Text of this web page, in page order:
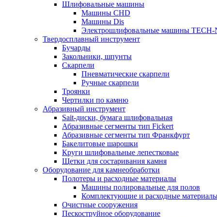
Шлифовальные машины
Машины CHD
Машины Dis
Электрошлифовальные машины TECH-
Твердосплавный инструмент
Бучарды
Закольники, шпунты
Скарпели
Пневматические скарпели
Ручные скарпели
Троянки
Чертилки по камню
Абразивный инструмент
Sait-диски, бумага шлифовальная
Абразивные сегменты тип Fickert
Абразивные сегменты тип Франкфурт
Бакелитовые шарошки
Круги шлифовальные лепестковые
Щетки для состаривания камня
Оборудование для камнеобработки
Полотеры и расходные материалы
Машины полировальные для полов
Комплектующие и расходные
Очистные сооружения
Пескоструйное оборудование